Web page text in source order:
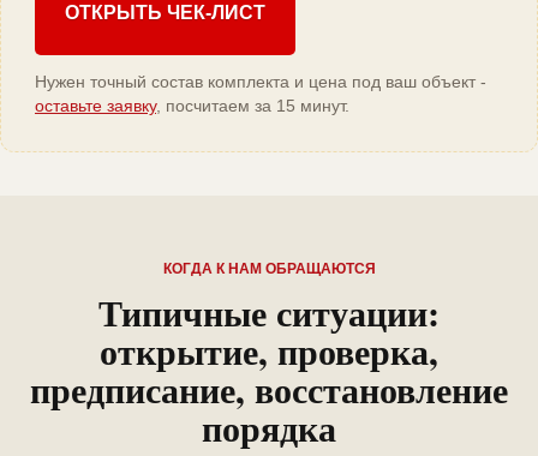
ОТКРЫТЬ ЧЕК-ЛИСТ
Нужен точный состав комплекта и цена под ваш объект -
оставьте заявку, посчитаем за 15 минут.
КОГДА К НАМ ОБРАЩАЮТСЯ
Типичные ситуации:
открытие, проверка,
предписание, восстановление
порядка